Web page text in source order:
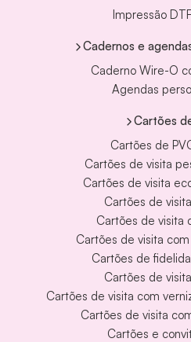
Impressão
Cadernos e
Caderno Wire-O
Agendas
Cartões
Cartões de
Cartões de visita
Cartões de visita
Cartões de
Cartões de visita
Cartões de visita
Cartões de
Cartões de
Cartões de visita com
Cartões de visita
Cartões e